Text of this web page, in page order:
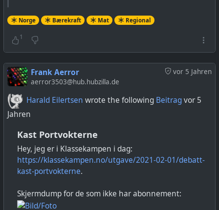
Norge Bærekraft Mat Regional
1
vor 5 Jahren
Frank Aerror
aerror3503@hub.hubzilla.de
Harald Eilertsen wrote the following Beitragvor 5
Jahren
Kast Portvokterne
Hey, jeg er i Klassekampen i dag:
https://klassekampen.no/utgave/2021-02-01/debatt-
kast-portvokterne.
Skjermdump for de som ikke har abonnement: